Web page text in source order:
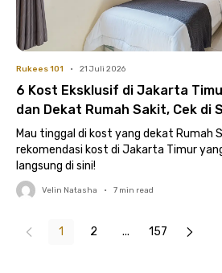
Rukees 101 • 21 Juli 2026
6 Kost Eksklusif di Jakarta
dan Dekat Rumah Sakit, Cek di
Mau tinggal di kost yang dekat Rumah
rekomendasi kost di Jakarta Timur
langsung di sini!
Velin Natasha • 7 min read
1 2 ... 157